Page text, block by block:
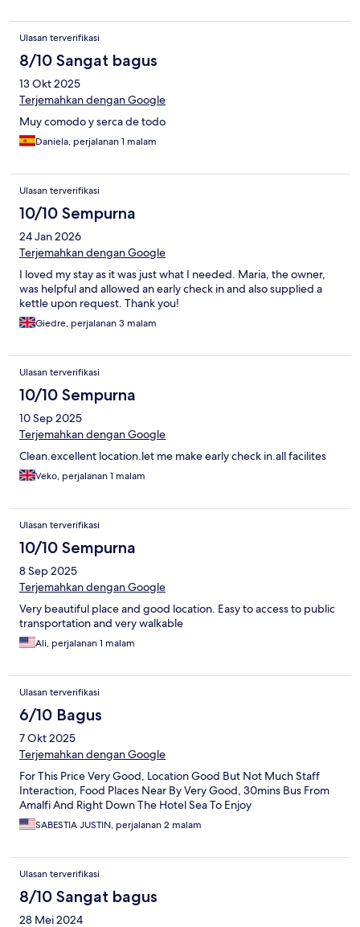
Ulasan terverifikasi
8/10 Sangat bagus
13 Okt 2025
Terjemahkan dengan Google
Muy comodo y serca de todo
Daniela, perjalanan 1 malam
Ulasan terverifikasi
10/10 Sempurna
24 Jan 2026
Terjemahkan dengan Google
I loved my stay as it was just what I needed. Maria, the owner,
was helpful and allowed an early check in and also supplied a
kettle upon request. Thank you!
Giedre, perjalanan 3 malam
Ulasan terverifikasi
10/10 Sempurna
10 Sep 2025
Terjemahkan dengan Google
Clean.excellent location.let me make early check in.all facilites
Veko, perjalanan 1 malam
Ulasan terverifikasi
10/10 Sempurna
8 Sep 2025
Terjemahkan dengan Google
Very beautiful place and good location. Easy to access to public
transportation and very walkable
Ali, perjalanan 1 malam
Ulasan terverifikasi
6/10 Bagus
7 Okt 2025
Terjemahkan dengan Google
For This Price Very Good, Location Good But Not Much Staff
Interaction, Food Places Near By Very Good, 30mins Bus From
Amalfi And Right Down The Hotel Sea To Enjoy
SABESTIA JUSTIN, perjalanan 2 malam
Ulasan terverifikasi
8/10 Sangat bagus
28 Mei 2024